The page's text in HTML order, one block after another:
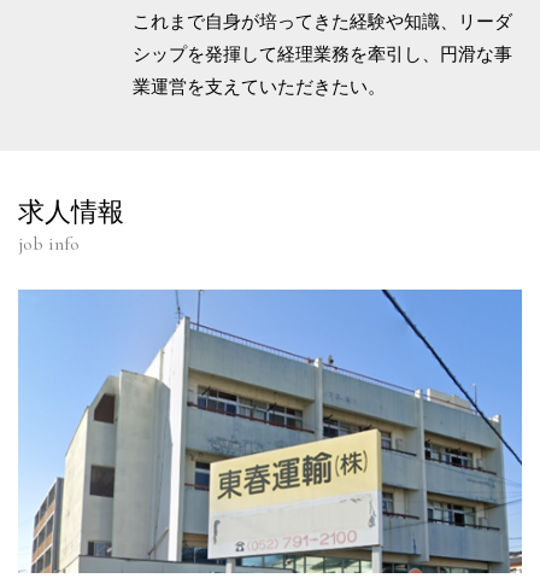
これまで自身が培ってきた経験や知識、リーダ
シップを発揮して経理業務を牽引し、円滑な事
業運営を支えていただきたい。
求人情報
job info